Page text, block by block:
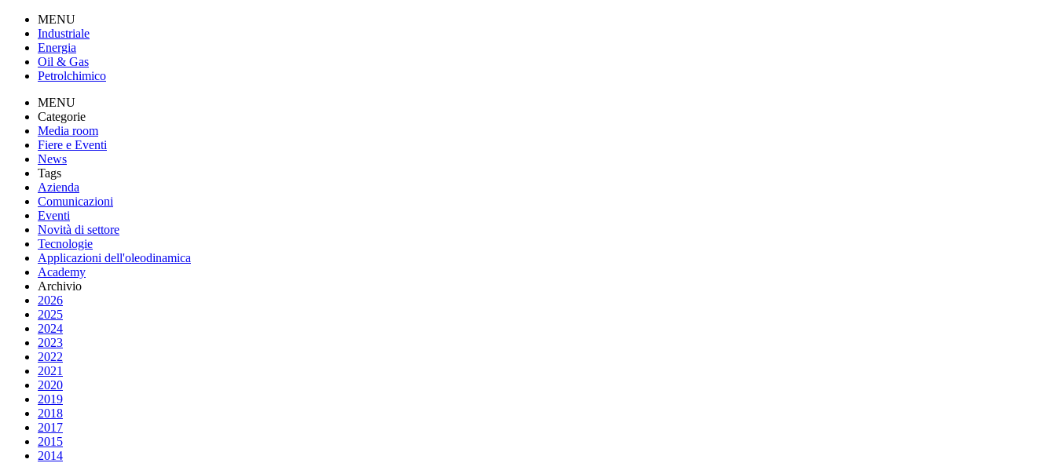
MENU
Industriale
Energia
Oil & Gas
Petrolchimico
MENU
Categorie
Media room
Fiere e Eventi
News
Tags
Azienda
Comunicazioni
Eventi
Novità di settore
Tecnologie
Applicazioni dell'oleodinamica
Academy
Archivio
2026
2025
2024
2023
2022
2021
2020
2019
2018
2017
2015
2014